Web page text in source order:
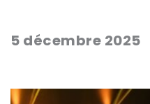
5 décembre 2025